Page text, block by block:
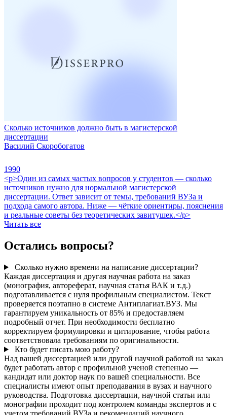
Сколько источников должно быть в магистерской
диссертации
Василий Скоробогатов
1990
<p>Один из самых частых вопросов у студентов — сколько
источников нужно для нормальной магистерской
диссертации. Ответ зависит от темы, требований ВУЗа и
подхода самого автора. Ниже — чёткие ориентиры, пояснения
и реальные советы без теоретических завитушек.</p>
Читать все
Остались вопросы?
Сколько нужно времени на написание диссертации?
Каждая диссертация и другая научная работа на заказ
(монография, автореферат, научная статья ВАК и т.д.)
подготавливается с нуля профильным специалистом. Текст
проверяется поэтапно в системе Антиплагиат.ВУЗ. Мы
гарантируем уникальность от 85% и предоставляем
подробный отчет. При необходимости бесплатно
корректируем формулировки и цитирование, чтобы работа
соответствовала требованиям по оригинальности.
Кто будет писать мою работу?
Над вашей диссертацией или другой научной работой на заказ
будет работать автор с профильной ученой степенью —
кандидат или доктор наук по вашей специальности. Все
специалисты имеют опыт преподавания в вузах и научного
руководства. Подготовка диссертации, научной статьи или
монографии проходит под контролем команды экспертов и с
учетом требований ВУЗа и рекомендаций научного